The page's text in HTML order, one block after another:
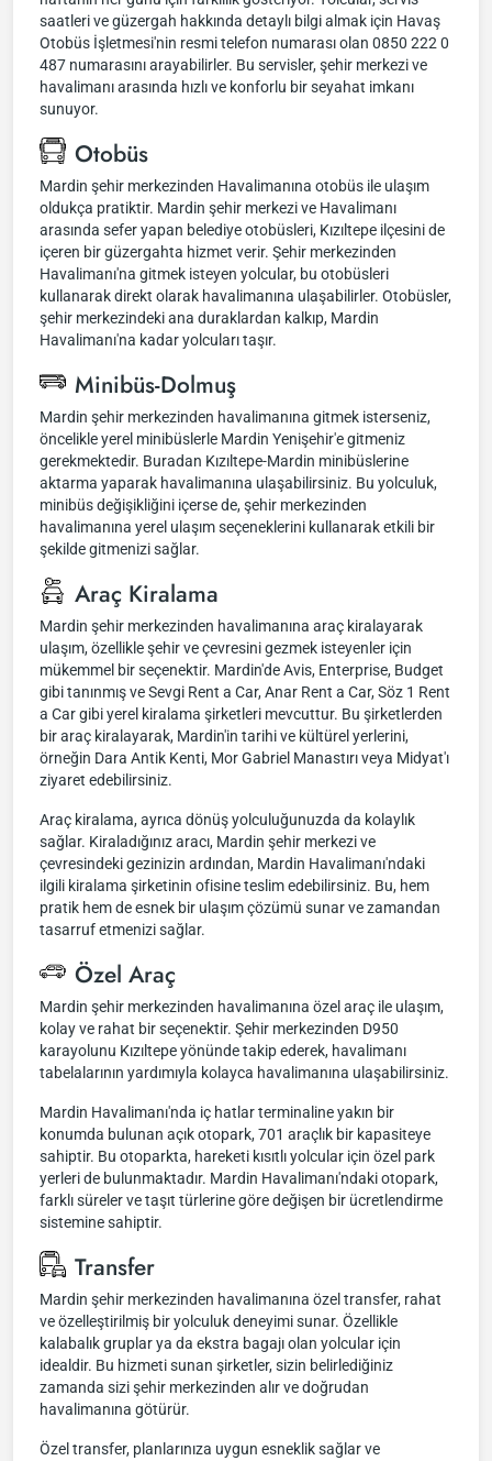
saatleri ve güzergah hakkında detaylı bilgi almak için Havaş
Otobüs İşletmesi'nin resmi telefon numarası olan 0850 222 0
487 numarasını arayabilirler. Bu servisler, şehir merkezi ve
havalimanı arasında hızlı ve konforlu bir seyahat imkanı
sunuyor.
Otobüs
Mardin şehir merkezinden Havalimanına otobüs ile ulaşım
oldukça pratiktir. Mardin şehir merkezi ve Havalimanı
arasında sefer yapan belediye otobüsleri, Kızıltepe ilçesini de
içeren bir güzergahta hizmet verir. Şehir merkezinden
Havalimanı'na gitmek isteyen yolcular, bu otobüsleri
kullanarak direkt olarak havalimanına ulaşabilirler. Otobüsler,
şehir merkezindeki ana duraklardan kalkıp, Mardin
Havalimanı'na kadar yolcuları taşır.
Minibüs-Dolmuş
Mardin şehir merkezinden havalimanına gitmek isterseniz,
öncelikle yerel minibüslerle Mardin Yenişehir'e gitmeniz
gerekmektedir. Buradan Kızıltepe-Mardin minibüslerine
aktarma yaparak havalimanına ulaşabilirsiniz. Bu yolculuk,
minibüs değişikliğini içerse de, şehir merkezinden
havalimanına yerel ulaşım seçeneklerini kullanarak etkili bir
şekilde gitmenizi sağlar.
Araç Kiralama
Mardin şehir merkezinden havalimanına araç kiralayarak
ulaşım, özellikle şehir ve çevresini gezmek isteyenler için
mükemmel bir seçenektir. Mardin'de Avis, Enterprise, Budget
gibi tanınmış ve Sevgi Rent a Car, Anar Rent a Car, Söz 1 Rent
a Car gibi yerel kiralama şirketleri mevcuttur. Bu şirketlerden
bir araç kiralayarak, Mardin'in tarihi ve kültürel yerlerini,
örneğin Dara Antik Kenti, Mor Gabriel Manastırı veya Midyat'ı
ziyaret edebilirsiniz.
Araç kiralama, ayrıca dönüş yolculuğunuzda da kolaylık
sağlar. Kiraladığınız aracı, Mardin şehir merkezi ve
çevresindeki gezinizin ardından, Mardin Havalimanı'ndaki
ilgili kiralama şirketinin ofisine teslim edebilirsiniz. Bu, hem
pratik hem de esnek bir ulaşım çözümü sunar ve zamandan
tasarruf etmenizi sağlar.
Özel Araç
Mardin şehir merkezinden havalimanına özel araç ile ulaşım,
kolay ve rahat bir seçenektir. Şehir merkezinden D950
karayolunu Kızıltepe yönünde takip ederek, havalimanı
tabelalarının yardımıyla kolayca havalimanına ulaşabilirsiniz.
Mardin Havalimanı'nda iç hatlar terminaline yakın bir
konumda bulunan açık otopark, 701 araçlık bir kapasiteye
sahiptir. Bu otoparkta, hareketi kısıtlı yolcular için özel park
yerleri de bulunmaktadır. Mardin Havalimanı'ndaki otopark,
farklı süreler ve taşıt türlerine göre değişen bir ücretlendirme
sistemine sahiptir.
Transfer
Mardin şehir merkezinden havalimanına özel transfer, rahat
ve özelleştirilmiş bir yolculuk deneyimi sunar. Özellikle
kalabalık gruplar ya da ekstra bagajı olan yolcular için
idealdir. Bu hizmeti sunan şirketler, sizin belirlediğiniz
zamanda sizi şehir merkezinden alır ve doğrudan
havalimanına götürür.
Özel transfer, planlarınıza uygun esneklik sağlar ve